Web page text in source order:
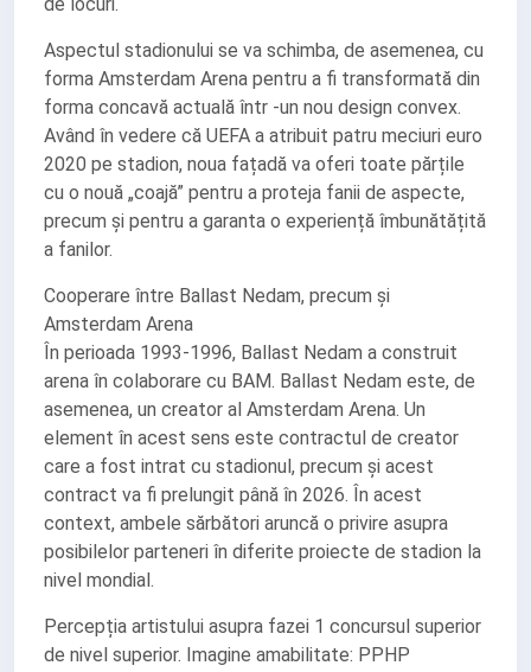
Aspectul stadionului se va schimba, de asemenea, cu
forma Amsterdam Arena pentru a fi transformată din
forma concavă actuală într -un nou design convex.
Având în vedere că UEFA a atribuit patru meciuri euro
2020 pe stadion, noua fațadă va oferi toate părțile
cu o nouă „coajă” pentru a proteja fanii de aspecte,
precum și pentru a garanta o experiență îmbunătățită
a fanilor.
Cooperare între Ballast Nedam, precum și
Amsterdam Arena
În perioada 1993-1996, Ballast Nedam a construit
arena în colaborare cu BAM. Ballast Nedam este, de
asemenea, un creator al Amsterdam Arena. Un
element în acest sens este contractul de creator
care a fost intrat cu stadionul, precum și acest
contract va fi prelungit până în 2026. În acest
context, ambele sărbători aruncă o privire asupra
posibilelor parteneri în diferite proiecte de stadion la
nivel mondial.
Percepția artistului asupra fazei 1 concursul superior
de nivel superior. Imagine amabilitate: PPHP